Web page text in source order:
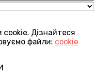
Дізнайтеся
файли: cookie